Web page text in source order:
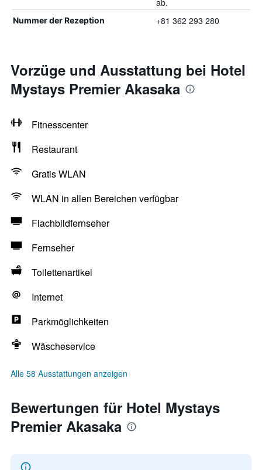
ab.
Nummer der Rezeption +81 362 293 280
Vorzüge und Ausstattung bei Hotel
Mystays Premier Akasaka
Fitnesscenter
Restaurant
Gratis WLAN
WLAN in allen Bereichen verfügbar
Flachbildfernseher
Fernseher
Toilettenartikel
Internet
Parkmöglichkeiten
Wäscheservice
Alle 58 Ausstattungen anzeigen
Bewertungen für Hotel Mystays
Premier Akasaka